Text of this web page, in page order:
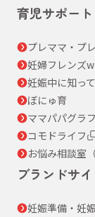
育児サポート
プレママ・プ
妊婦フレンズ
妊娠中に知っ
ぼにゅ育
ママパパグラフ
コモドライフ
お悩み相談室
ブランドサイ
妊娠準備・妊